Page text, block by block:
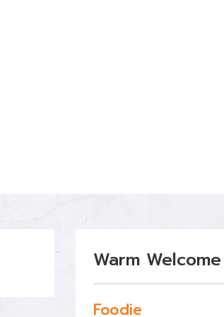
Warm Welcome
Foodie